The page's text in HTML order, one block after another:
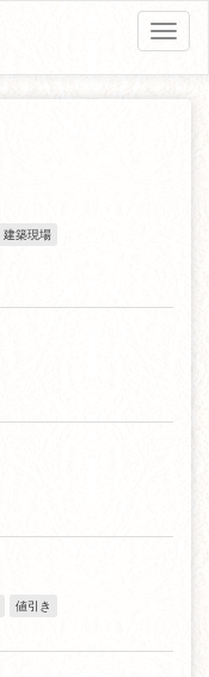
Toggle
建築現場
値引き